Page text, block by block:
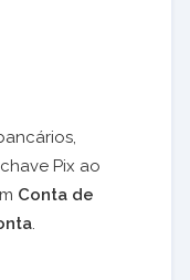
Pix ao
Conta de